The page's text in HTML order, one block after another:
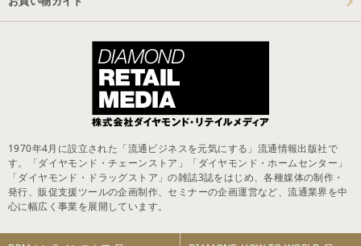
1970年4月に設立された「流通ビジネスを元気にする」流通情報出版社で
す。「ダイヤモンド・チェーンストア」「ダイヤモンド・ホームセンター」
「ダイヤモンド・ドラッグストア」の雑誌3誌をはじめ、各種媒体の制作・
発行、販促支援ツールの企画制作、セミナーの企画運営など、流通業界を中
心に幅広く事業を展開しています。